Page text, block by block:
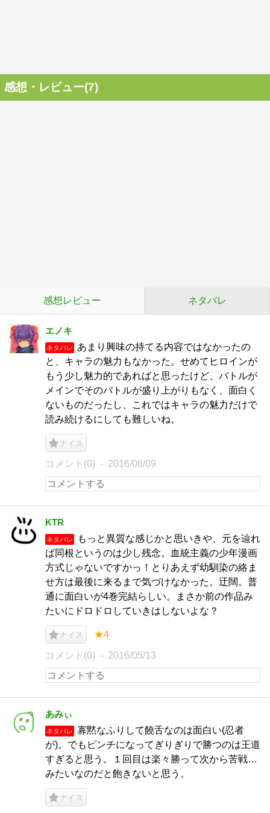
感想・レビュー(7)
感想レビュー ネタバレ
エノキ
ネタバレ
あまり興味の持てる内容ではなかったの
と、キャラの魅力もなかった。せめてヒロインが
もう少し魅力的であればと思ったけど、バトルが
メインでそのバトルが盛り上がりもなく、面白く
ないものだったし、これではキャラの魅力だけで
読み続けるにしても難しいね。
ナイス
コメント(0) 2016/06/09
KTR
ネタバレ
もっと異質な感じかと思いきや、元を辿れ
ば同根というのは少し残念。血統主義の少年漫画
方式じゃないですかっ！とりあえず幼馴染の絡ま
せ方は最後に来るまで気づけなかった。迂闊。普
通に面白いが4巻完結らしい。まさか前の作品み
たいにドロドロしていきはしないよな？
ナイス ★4
コメント(0) 2016/05/13
あみぃ
ネタバレ
寡黙なふりして饒舌なのは面白い(忍者
が)。でもピンチになってぎりぎりで勝つのは王道
すぎると思う。１回目は楽々勝って次から苦戦…
みたいなのだと飽きないと思う。
ナイス